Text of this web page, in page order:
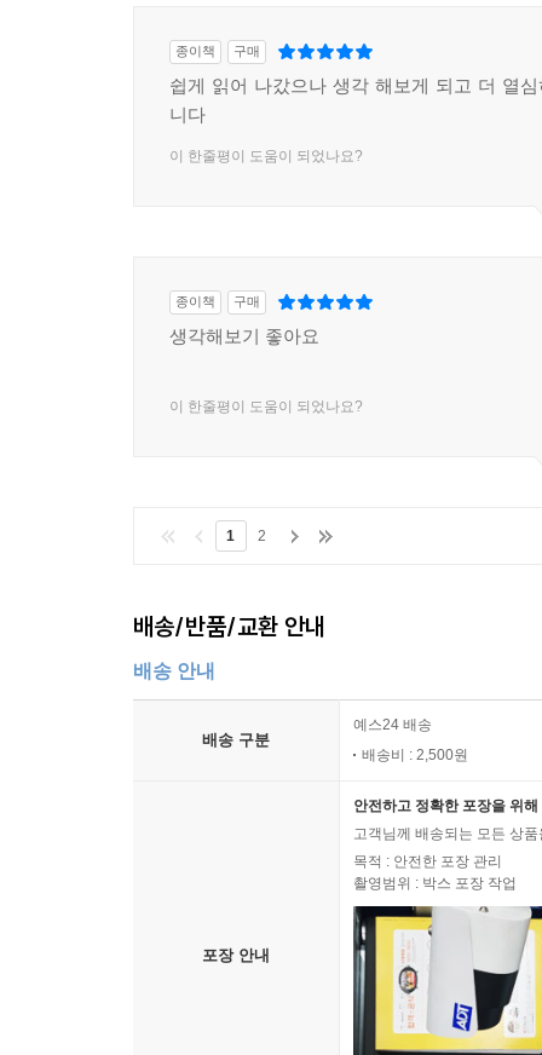
종이책 구매
쉽게 읽어 나갔으나 생각 해보게 되고 더 열
니다
이 한줄평이 도움이 되었나요?
종이책 구매
생각해보기 좋아요
이 한줄평이 도움이 되었나요?
1 2
배송/반품/교환 안내
배송 안내
배송 구분
예스24 배송
배송비 : 2,500원
포장 안내
안전하고 정확한 포장을 위
고객님께 배송되는 모든 상
목적 : 안전한 포장 관리
촬영범위 : 박스 포장 작업